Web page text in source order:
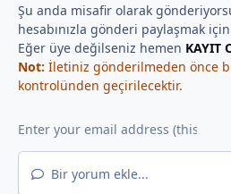
Şu anda misafir olarak
hesabınızla gönderi paylaşmak için
Eğer üye değilseniz hemen KAYIT
Not: İletiniz gönderilmeden önce
kontrolünden geçirilecektir.
Bir yorum ekle...